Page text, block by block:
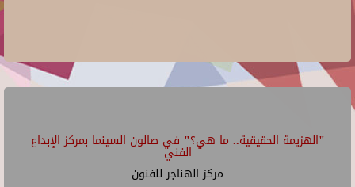
"الهزيمة الحقيقية.. ما هي؟" في صالون السينما بمركز الإبداع
الفني
مركز الهناجر للفنون